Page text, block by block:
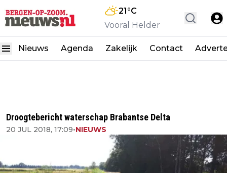
21°C
Vooral Helder
Nieuws Agenda Zakelijk Contact
Droogtebericht waterschap Brabantse Delta
20 JUL 2018, 17:09•NIEUWS